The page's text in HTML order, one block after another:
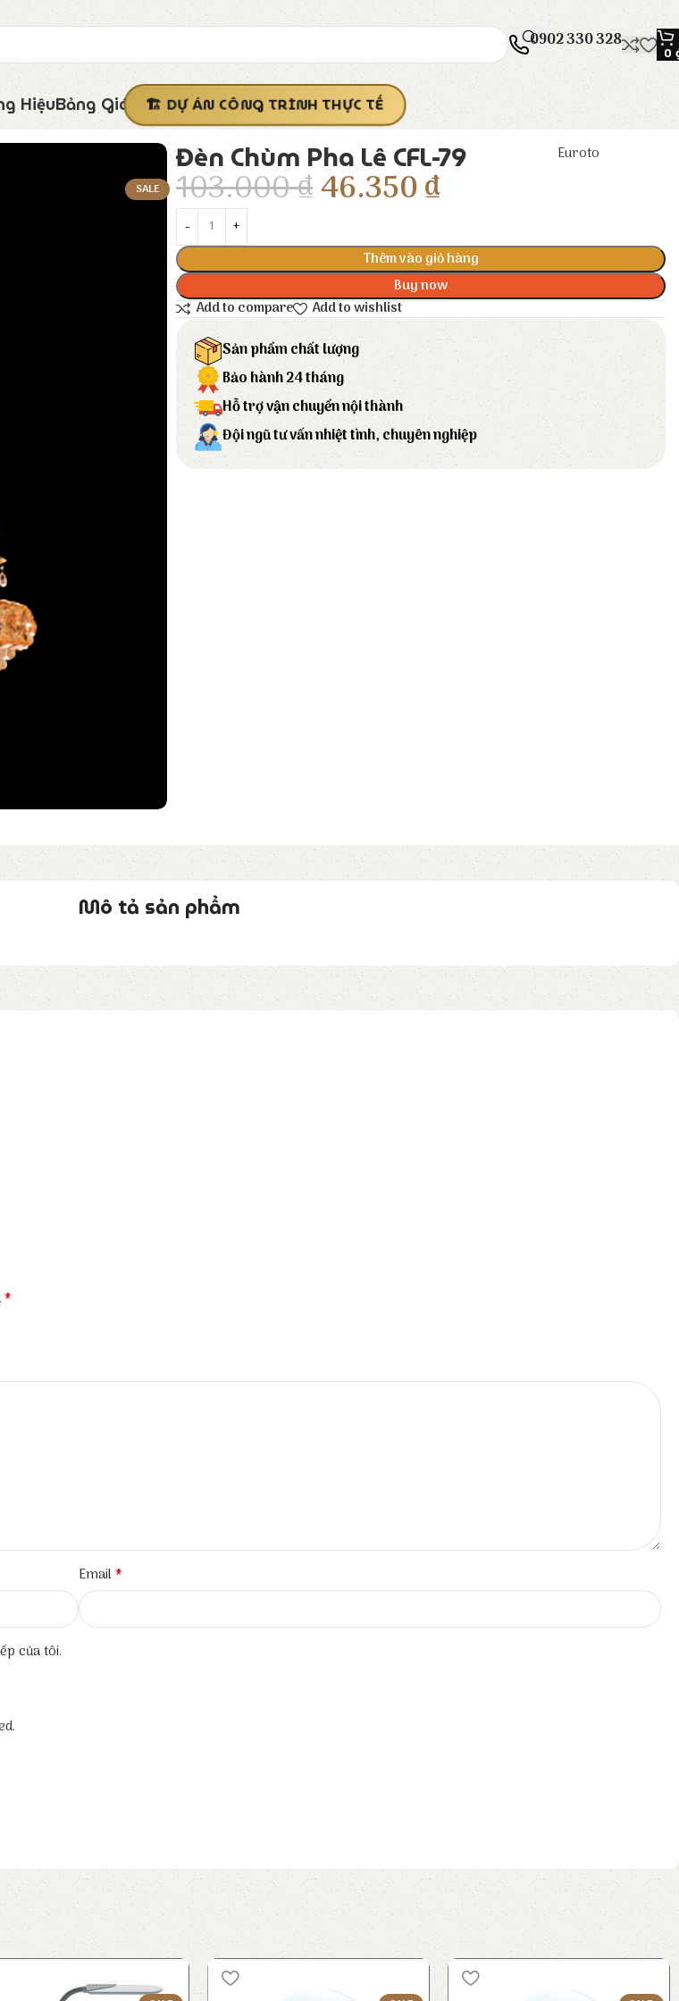
0902 330 328
0
HiệuBảng Giá DỰ ÁN CÔNG TRÌNH THỰC TẾ
SALE
Đèn Chùm Pha Lê CFL-79 Euroto
103.000₫46.350₫
Thêm vào giỏ hàng
Buy now
Add to compare
Add to wishlist
Sản phẩm chất lượng
Bảo hành 24 tháng
Hỗ trợ vận chuyển nội thành
Đội ngũ tư vấn nhiệt tình, chuyên nghiệp
Mô tả sản phẩm
*
Email*
của tôi.